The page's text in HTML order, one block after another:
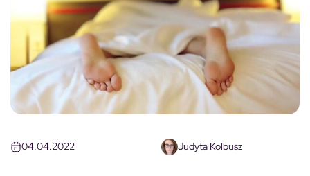
04.04.2022 Judyta Kolbusz